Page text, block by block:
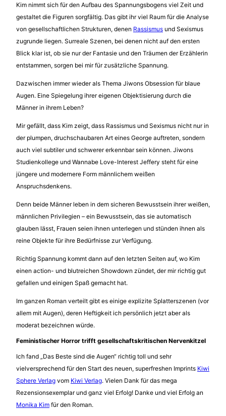
Kim nimmt sich für den Aufbau des Spannungsbogens viel Zeit und
gestaltet die Figuren sorgfältig. Das gibt ihr viel Raum für die Analyse
von gesellschaftlichen Strukturen, denen Rassismus und Sexismus
zugrunde liegen. Surreale Szenen, bei denen nicht auf den ersten
Blick klar ist, ob sie nur der Fantasie und den Träumen der Erzählerin
entstammen, sorgen bei mir für zusätzliche Spannung.
Dazwischen immer wieder als Thema Jiwons Obsession für blaue
Augen. Eine Spiegelung ihrer eigenen Objektisierung durch die
Männer in ihrem Leben?
Mir gefällt, dass Kim zeigt, dass Rassismus und Sexismus nicht nur in
der plumpen, druchschaubaren Art eines George auftreten, sondern
auch viel subtiler und schwerer erkennbar sein können. Jiwons
Studienkollege und Wannabe Love-Interest Jeffery steht für eine
jüngere und modernere Form männlichem weißen
Anspruchsdenkens.
Denn beide Männer leben in dem sicheren Bewusstsein ihrer weißen,
männlichen Privilegien – ein Bewusstsein, das sie automatisch
glauben lässt, Frauen seien ihnen unterlegen und stünden ihnen als
reine Objekte für ihre Bedürfnisse zur Verfügung.
Richtig Spannung kommt dann auf den letzten Seiten auf, wo Kim
einen action- und blutreichen Showdown zündet, der mir richtig gut
gefallen und einigen Spaß gemacht hat.
Im ganzen Roman verteilt gibt es einige explizite Splatterszenen (vor
allem mit Augen), deren Heftigkeit ich persönlich jetzt aber als
moderat bezeichnen würde.
Feministischer Horror trifft gesellschaftskritischen Nervenkitzel
Ich fand „Das Beste sind die Augen“ richtig toll und sehr
vielversprechend für den Start des neuen, superfreshen Imprints Kiwi
Sphere Verlag vom Kiwi Verlag. Vielen Dank für das mega
Rezensionsexemplar und ganz viel Erfolg! Danke und viel Erfolg an
Monika Kim für den Roman.